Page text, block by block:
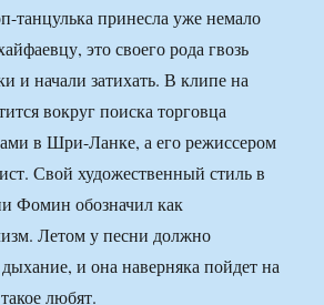
танцулька принесла уже немало
это своего рода гвозь
и начали затихать. В клипе на
вокруг поиска торговца
в Шри-Ланке, а его режиссером
Свой художественный стиль в
Фомин обозначил как
Летом у песни должно
и она наверняка пойдет на
любят.